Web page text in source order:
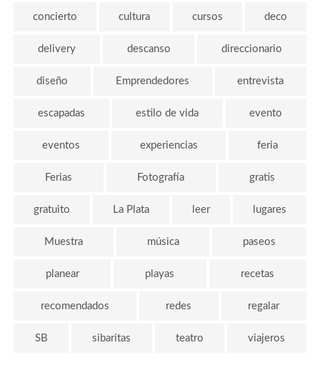
concierto cultura cursos deco
delivery descanso direccionario
diseño Emprendedores entrevista
escapadas estilo de vida evento
eventos experiencias feria
Ferias Fotografía gratis
gratuito La Plata leer lugares
Muestra música paseos
planear playas recetas
recomendados redes regalar
SB sibaritas teatro viajeros